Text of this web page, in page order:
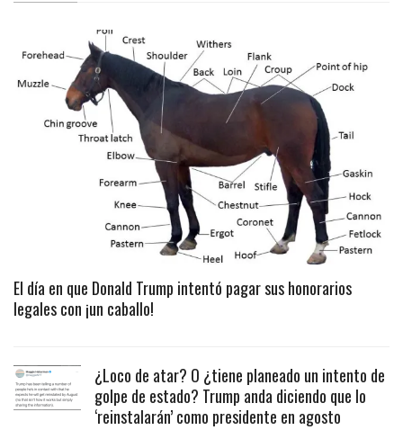
El día en que Donald Trump intentó pagar sus honorarios
legales con ¡un caballo!
¿Loco de atar? O ¿tiene planeado un intento de
golpe de estado? Trump anda diciendo que lo
‘reinstalarán’ como presidente en agosto